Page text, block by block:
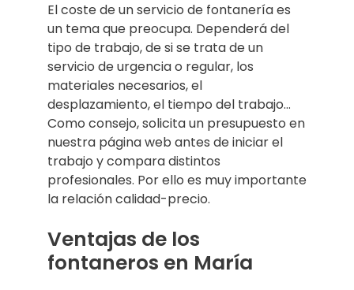
El coste de un servicio de fontanería es
un tema que preocupa. Dependerá del
tipo de trabajo, de si se trata de un
servicio de urgencia o regular, los
materiales necesarios, el
desplazamiento, el tiempo del trabajo…
Como consejo, solicita un presupuesto en
nuestra página web antes de iniciar el
trabajo y compara distintos
profesionales. Por ello es muy importante
la relación calidad-precio.
Ventajas de los
fontaneros en María